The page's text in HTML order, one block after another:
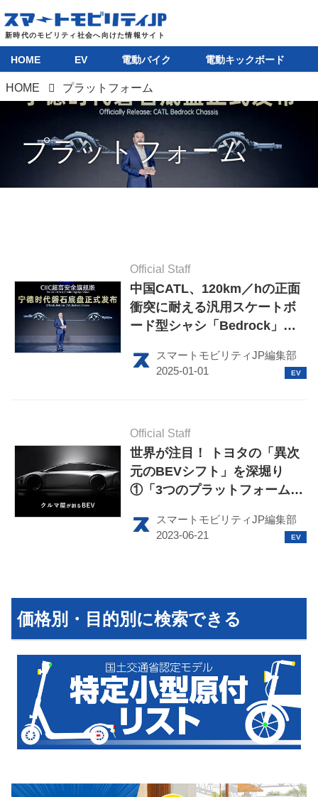
EV
電動バイク
電動キックボード
このメディアについて
利用規約
プライバシーポリシー
ライター名簿
お問い合せ
HOME EV 電動バイク 電動キックボード
HOME プラットフォーム
プラットフォーム
Official Staff
中国CATL、120km／hの正面
衝突に耐える汎用スケートボ
ード型シャシ「Bedrock」を
スマートモビリティJP編集部
Official Staff
世界が注目！ トヨタの「異次
元のBEVシフト」を深堀り
①「3つのプラットフォームア
スマートモビリティJP編集部
価格別・目的別に検索できる